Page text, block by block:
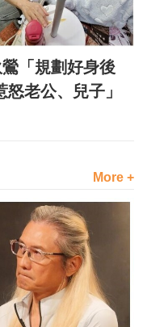
「規劃好身後
老公、兒子」
More +